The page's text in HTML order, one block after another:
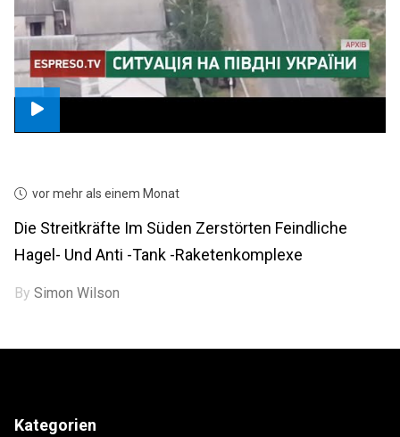
vor mehr als einem Monat
Die Streitkräfte Im Süden Zerstörten Feindliche
Hagel- Und Anti -Tank -Raketenkomplexe
BySimon Wilson
Kategorien